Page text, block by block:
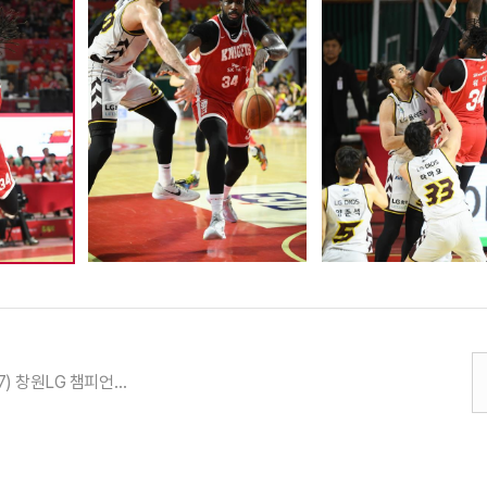
24-25 (05.17) 창원LG 챔피언결정전 7차 전 오재현